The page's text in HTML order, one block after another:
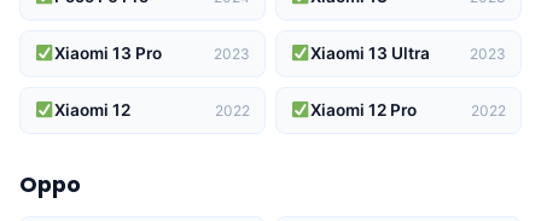
Xiaomi 13 Pro 2023 Xiaomi 13 Ultra 2023
Xiaomi 12 2022 Xiaomi 12 Pro 2022
Oppo